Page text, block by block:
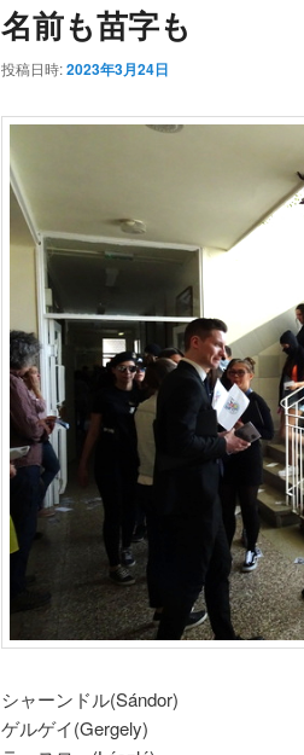
名前も苗字も
投稿日時:2023年3月24日
シャーンドル(Sándor)
ゲルゲイ(Gergely)